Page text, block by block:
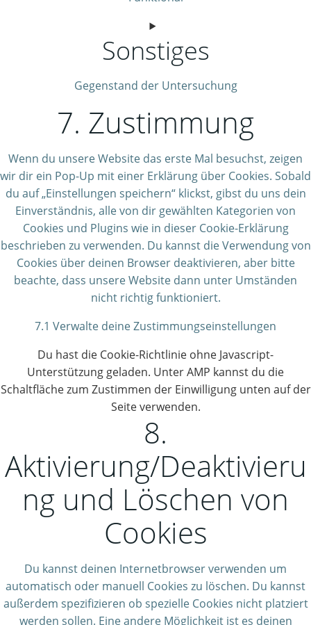
Consent
to
service
Sonstiges
Gegenstand der Untersuchung
to
sonstiges
7. Zustimmung
Wenn du unsere Website das erste Mal besuchst, zeigen
wir dir ein Pop-Up mit einer Erklärung über Cookies. Sobald
du auf „Einstellungen speichern“ klickst, gibst du uns dein
Einverständnis, alle von dir gewählten Kategorien von
Cookies und Plugins wie in dieser Cookie-Erklärung
beschrieben zu verwenden. Du kannst die Verwendung von
Cookies über deinen Browser deaktivieren, aber bitte
beachte, dass unsere Website dann unter Umständen
nicht richtig funktioniert.
7.1 Verwalte deine Zustimmungseinstellungen
Du hast die Cookie-Richtlinie ohne Javascript-
Unterstützung geladen. Unter AMP kannst du die
Schaltfläche zum Zustimmen der Einwilligung unten auf der
Seite verwenden.
8.
Aktivierung/Deaktivieru
ng und Löschen von
Cookies
Du kannst deinen Internetbrowser verwenden um
automatisch oder manuell Cookies zu löschen. Du kannst
außerdem spezifizieren ob spezielle Cookies nicht platziert
werden sollen. Eine andere Möglichkeit ist es deinen